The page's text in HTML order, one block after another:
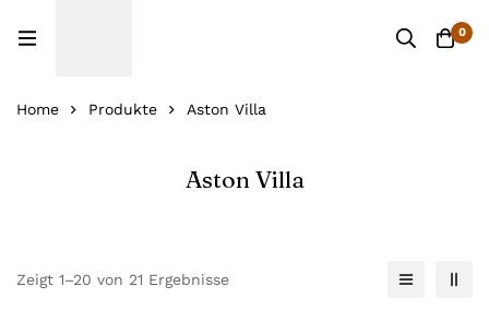
0
Home Produkte Aston Villa
Aston Villa
Zeigt 1–20 von 21 Ergebnisse